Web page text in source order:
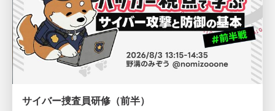
サイバー捜査員研修（前半）